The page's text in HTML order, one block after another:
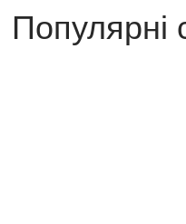
Популярні